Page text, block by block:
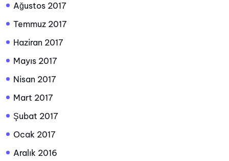
Ağustos 2017
Temmuz 2017
Haziran 2017
Mayıs 2017
Nisan 2017
Mart 2017
Şubat 2017
Ocak 2017
Aralık 2016